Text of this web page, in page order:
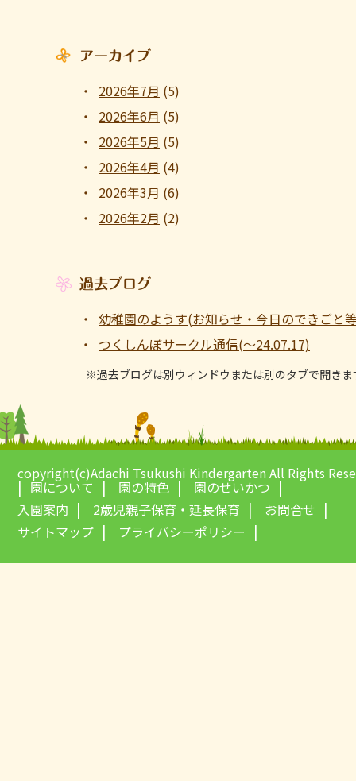
アーカイブ
2026年7月 (5)
2026年6月 (5)
2026年5月 (5)
2026年4月 (4)
2026年3月 (6)
2026年2月 (2)
過去ブログ
幼稚園のようす(お知らせ・今日のできご
つくしんぼサークル通信(～24.07.17)
※過去ブログは別ウィンドウまたは別のタブで開きま
copyright(c)Adachi Tsukushi Kindergarten All Rights
園について 園の特色
園のせいかつ
入園案内
2歳児親子保育・延長保育
お問合せ
サイトマップ
プライバシーポリシー